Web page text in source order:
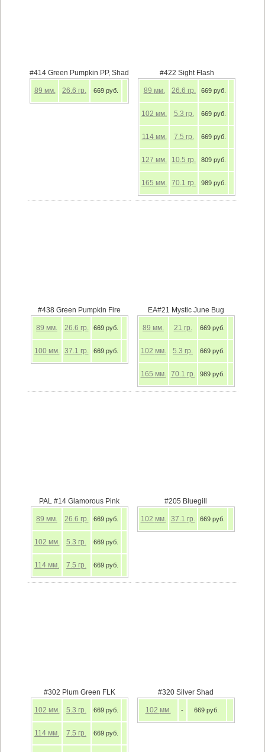
#414 Green Pumpkin PP, Shad
89 мм. 26.6 гр. 669 руб.
#422 Sight Flash
89 мм. 26.6 гр. 669 руб.
102 мм. 5.3 гр. 669 руб.
114 мм. 7.5 гр. 669 руб.
127 мм. 10.5 гр. 809 руб.
165 мм. 70.1 гр. 989 руб.
#438 Green Pumpkin Fire
89 мм. 26.6 гр. 669 руб.
100 мм. 37.1 гр. 669 руб.
EA#21 Mystic June Bug
89 мм. 21 гр. 669 руб.
102 мм. 5.3 гр. 669 руб.
165 мм. 70.1 гр. 989 руб.
PAL #14 Glamorous Pink
89 мм. 26.6 гр. 669 руб.
102 мм. 5.3 гр. 669 руб.
114 мм. 7.5 гр. 669 руб.
#205 Bluegill
102 мм. 37.1 гр. 669 руб.
#302 Plum Green FLK
102 мм. 5.3 гр. 669 руб.
114 мм. 7.5 гр. 669 руб.
#320 Silver Shad
102 мм. - 669 руб.